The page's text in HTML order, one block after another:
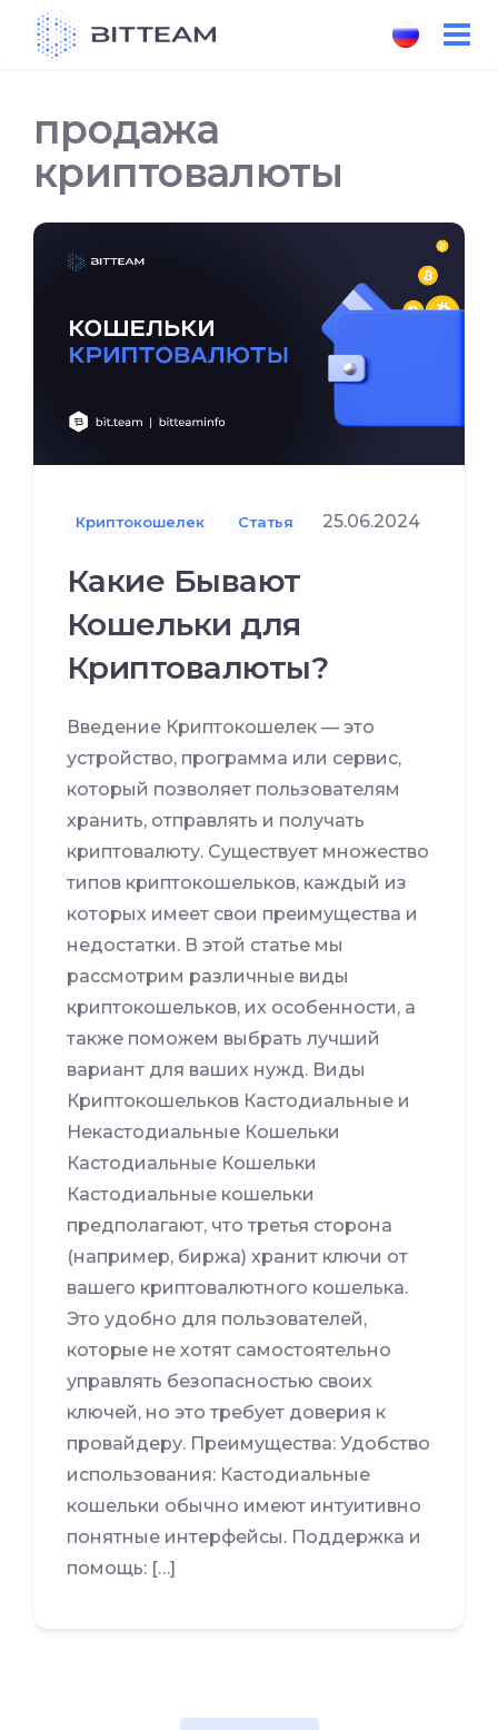
продажа
криптовалюты
Криптокошелек Статья 25.06.2024
Какие Бывают
Кошельки для
Криптовалюты?
Введение Криптокошелек — это
устройство, программа или сервис,
который позволяет пользователям
хранить, отправлять и получать
криптовалюту. Существует множество
типов криптокошельков, каждый из
которых имеет свои преимущества и
недостатки. В этой статье мы
рассмотрим различные виды
криптокошельков, их особенности, а
также поможем выбрать лучший
вариант для ваших нужд. Виды
Криптокошельков Кастодиальные и
Некастодиальные Кошельки
Кастодиальные Кошельки
Кастодиальные кошельки
предполагают, что третья сторона
(например, биржа) хранит ключи от
вашего криптовалютного кошелька.
Это удобно для пользователей,
которые не хотят самостоятельно
управлять безопасностью своих
ключей, но это требует доверия к
провайдеру. Преимущества: Удобство
использования: Кастодиальные
кошельки обычно имеют интуитивно
понятные интерфейсы. Поддержка и
помощь: […]